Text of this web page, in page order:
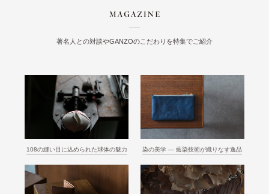
著名人との対談やGANZOのこだわりを特集でご紹介
108の縫い目に込められた球体の魅力 染の美学 ― 藍染技術が織りなす逸品